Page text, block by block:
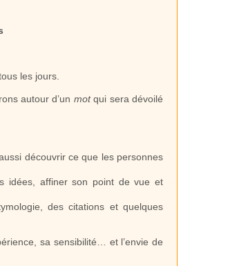
les jours.
autour d’un motqui sera dévoilé
découvrir ce que les personnes
idées, affiner son point de vue et
des citations et quelques
sa sensibilité… et l’envie de